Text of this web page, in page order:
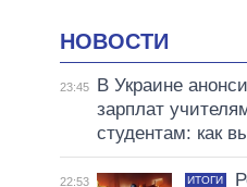
НОВОСТИ
23:45
В Украине
зарплат
студентам: как
22:53 ИТОГИ